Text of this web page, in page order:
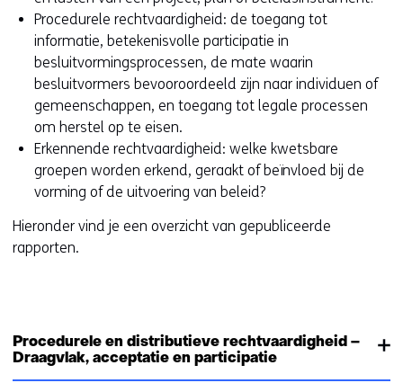
Procedurele rechtvaardigheid: de toegang tot
informatie, betekenisvolle participatie in
besluitvormingsprocessen, de mate waarin
besluitvormers bevooroordeeld zijn naar individuen of
gemeenschappen, en toegang tot legale processen
om herstel op te eisen.
Erkennende rechtvaardigheid: welke kwetsbare
groepen worden erkend, geraakt of beïnvloed bij de
vorming of de uitvoering van beleid?
Hieronder vind je een overzicht van gepubliceerde
rapporten.
Procedurele en distributieve rechtvaardigheid –
Draagvlak, acceptatie en participatie